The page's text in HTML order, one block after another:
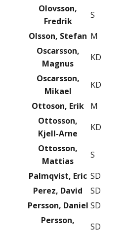
Olovsson,
Fredrik
S
Olsson, Stefan M
Oscarsson,
Magnus
KD
Oscarsson,
Mikael
KD
Ottoson, Erik
M
Ottosson,
Kjell-Arne
KD
Ottosson,
Mattias
S
Palmqvist, Eric SD
Perez, David
SD
Persson, Daniel SD
Persson,
SD